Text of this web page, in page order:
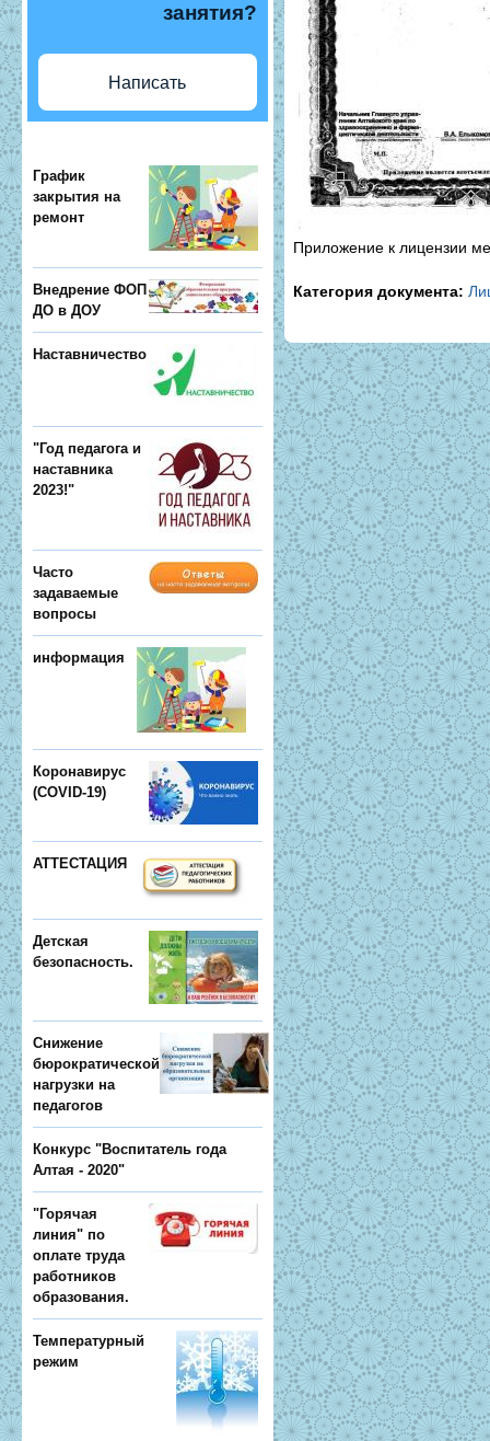
занятия?
Написать
График
закрытия на
ремонт
Внедрение ФОП
ДО в ДОУ
Наставничество
"Год педагога и
наставника
2023!"
Часто
задаваемые
вопросы
информация
Коронавирус
(COVID-19)
АТТЕСТАЦИЯ
Детская
безопасность.
Снижение
бюрократической
нагрузки на
педагогов
Конкурс "Воспитатель года
Алтая - 2020"
"Горячая
линия" по
оплате труда
работников
образования.
Температурный
режим
Приложение к лицензии
Категория документа: